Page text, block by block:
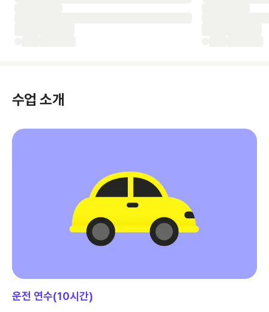
수업 소개
운전 연수(10시간)